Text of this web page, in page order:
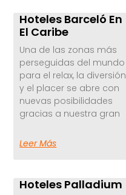
Hoteles Barceló En
El Caribe
Una de las zonas más
perseguidas del mundo
para el relax, la diversión
y el placer se abre con
nuevas posibilidades
gracias a nuestra gran
Leer Más
Hoteles Palladium